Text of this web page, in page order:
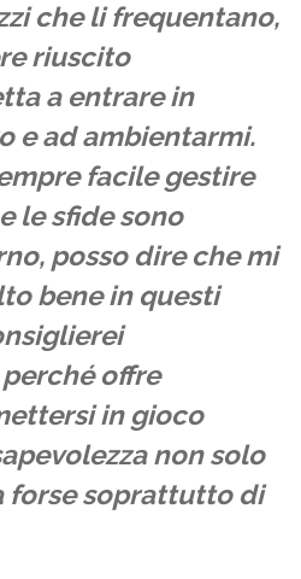
che li frequentano,
riuscito
a entrare in
e ad ambientarmi.
facile gestire
le sfide sono
posso dire che mi
bene in questi
perché offre
in gioco
non solo
forse soprattutto di